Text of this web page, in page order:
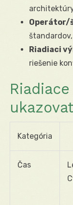
Operátor/
Riadiaci
riešenie
Kategória
Čas